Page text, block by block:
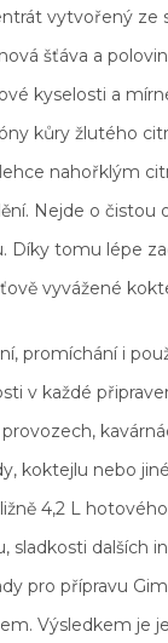
vytvořený
šťáva a
kyselosti a
kůry žlutého
nahořklým
Nejde o čistou
tomu lépe
vyvážené
promíchání i
v každé
koktejlu nebo
4,2 L
dalších
pro přípravu
Výsledkem je